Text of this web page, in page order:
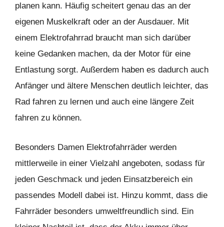
planen kann. Häufig scheitert genau das an der
eigenen Muskelkraft oder an der Ausdauer. Mit
einem Elektrofahrrad braucht man sich darüber
keine Gedanken machen, da der Motor für eine
Entlastung sorgt. Außerdem haben es dadurch auch
Anfänger und ältere Menschen deutlich leichter, das
Rad fahren zu lernen und auch eine längere Zeit
fahren zu können.
Besonders Damen Elektrofahrräder werden
mittlerweile in einer Vielzahl angeboten, sodass für
jeden Geschmack und jeden Einsatzbereich ein
passendes Modell dabei ist. Hinzu kommt, dass die
Fahrräder besonders umweltfreundlich sind. Ein